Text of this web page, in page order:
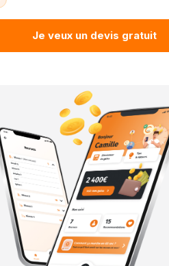
Je veux un devis gratuit